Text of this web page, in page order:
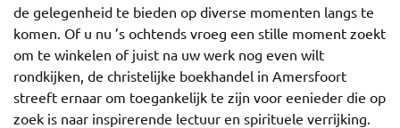
de gelegenheid te bieden op diverse momenten langs te
komen. Of u nu ’s ochtends vroeg een stille moment zoekt
om te winkelen of juist na uw werk nog even wilt
rondkijken, de christelijke boekhandel in Amersfoort
streeft ernaar om toegankelijk te zijn voor eenieder die op
zoek is naar inspirerende lectuur en spirituele verrijking.